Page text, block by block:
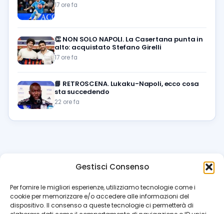
Gestisci Consenso
Per fornire le migliori esperienze, utilizziamo tecnologie come i
cookie per memorizzare e/o accedere alle informazioni del
dispositivo. Il consenso a queste tecnologie ci permetterà di
17 ore fa
👏 NON SOLO NAPOLI. La Casertana punta in
alto: acquistato Stefano Girelli
17 ore fa
📘 RETROSCENA. Lukaku-Napoli, ecco cosa
sta succedendo
22 ore fa
azzurrissimo.it
Il blog di riferimento per i tifosi del Napoli. News, interviste,
pagelle e calciomercato. Testata giornalistica registrata